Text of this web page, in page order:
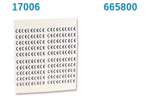
17006 665800